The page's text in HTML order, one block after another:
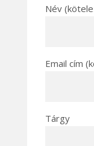
Név
Email cím
Tárgy